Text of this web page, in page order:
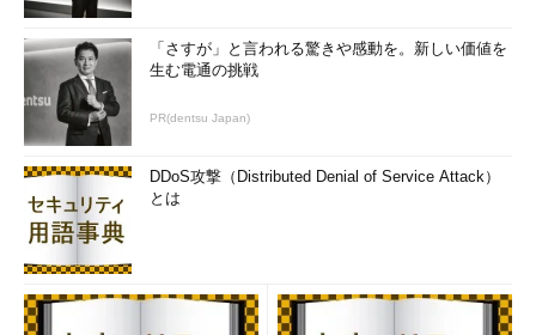
「さすが」と言われる驚きや感動を。新しい価値を
生む電通の挑戦
PR(dentsu Japan)
DDoS攻撃（Distributed Denial of Service Attack）
とは